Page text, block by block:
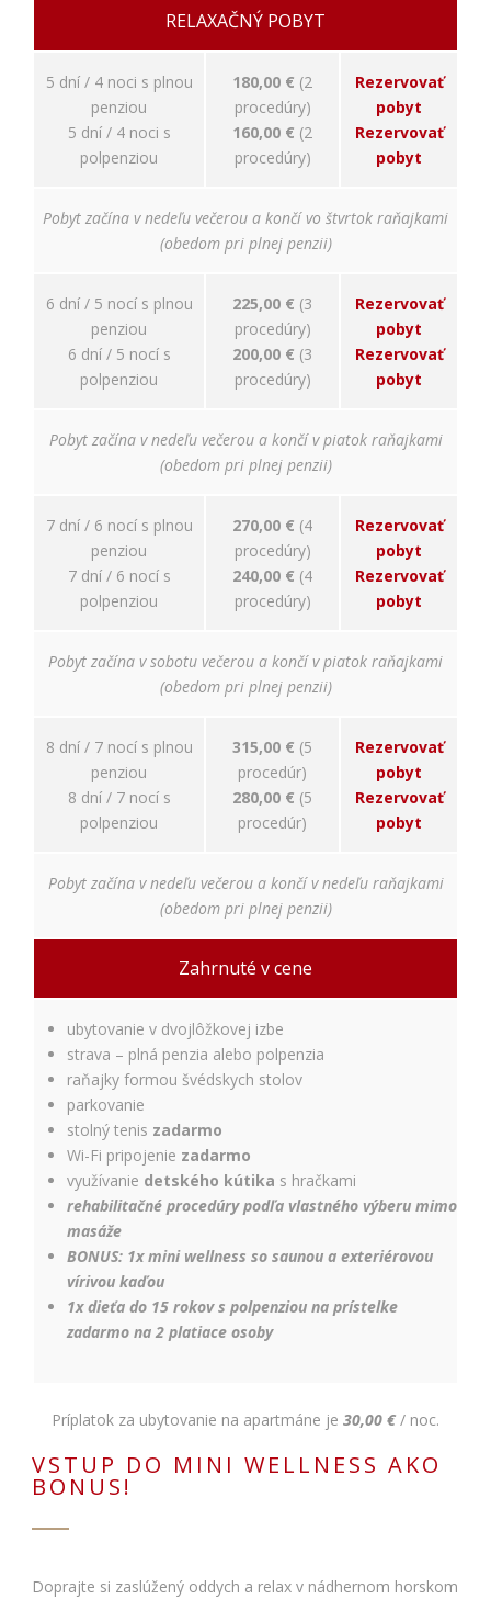
RELAXAČNÝ POBYT
5 dní / 4 noci s plnou
penziou
5 dní / 4 noci s
polpenziou
180,00 € (2
procedúry)
160,00 € (2
procedúry)
Rezervovať
pobyt
Rezervovať
pobyt
Pobyt začína v nedeľu večerou a končí vo štvrtok raňajkami
(obedom pri plnej penzii)
6 dní / 5 nocí s plnou
penziou
6 dní / 5 nocí s
polpenziou
225,00 € (3
procedúry)
200,00 € (3
procedúry)
Rezervovať
pobyt
Rezervovať
pobyt
Pobyt začína v nedeľu večerou a končí v piatok raňajkami
(obedom pri plnej penzii)
7 dní / 6 nocí s plnou
penziou
7 dní / 6 nocí s
polpenziou
270,00 € (4
procedúry)
240,00 € (4
procedúry)
Rezervovať
pobyt
Rezervovať
pobyt
Pobyt začína v sobotu večerou a končí v piatok raňajkami
(obedom pri plnej penzii)
8 dní / 7 nocí s plnou
penziou
8 dní / 7 nocí s
polpenziou
315,00 € (5
procedúr)
280,00 € (5
procedúr)
Rezervovať
pobyt
Rezervovať
pobyt
Pobyt začína v nedeľu večerou a končí v nedeľu raňajkami
(obedom pri plnej penzii)
Zahrnuté v cene
ubytovanie v dvojlôžkovej izbe
strava – plná penzia alebo polpenzia
raňajky formou švédskych stolov
parkovanie
stolný tenis zadarmo
Wi-Fi pripojenie zadarmo
využívanie detského kútika s hračkami
rehabilitačné procedúry podľa vlastného výberu mimo
masáže
BONUS: 1x mini wellness so saunou a exteriérovou
vírivou kaďou
1x dieťa do 15 rokov s polpenziou na prístelke
zadarmo na 2 platiace osoby
Príplatok za ubytovanie na apartmáne je 30,00 € / noc.
VSTUP DO MINI WELLNESS AKO
BONUS!
Doprajte si zaslúžený oddych a relax v nádhernom horskom
kampaní. Tieto
cookies môžu byť
nastavené aj
partnermi, ako je
Google. Účel:
personalizovaných
reklám; Právny